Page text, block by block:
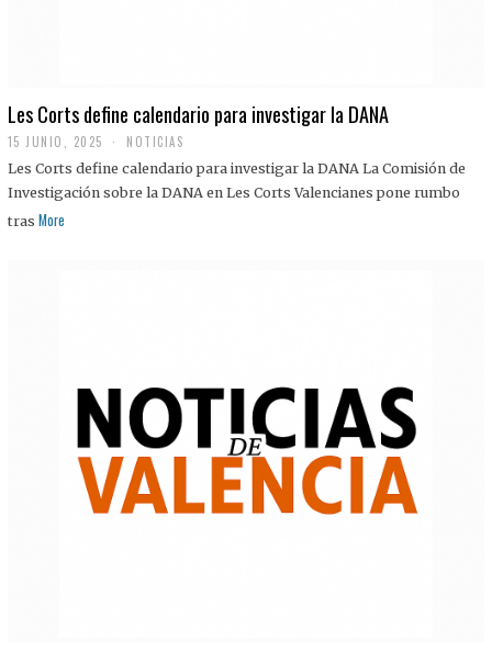
Les Corts define calendario para investigar la DANA
15 JUNIO, 2025 NOTICIAS
Les Corts define calendario para investigar la DANA La Comisión de
Investigación sobre la DANA en Les Corts Valencianes pone rumbo
tras More